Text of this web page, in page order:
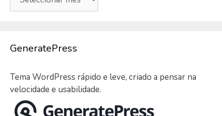
GeneratePress
Tema WordPress rápido e leve, criado a pensar na
velocidade e usabilidade.